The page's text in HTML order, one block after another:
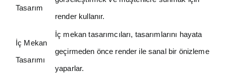
Tasarım
render kullanır.
İç Mekan
Tasarımı
İç mekan tasarımcıları, tasarımlarını hayata
geçirmeden önce render ile sanal bir önizleme
yaparlar.